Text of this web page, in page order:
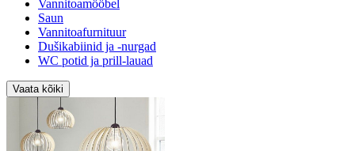
Vannitoamööbel
Saun
Vannitoafurnituur
Dušikabiinid ja -nurgad
WC potid ja prill-lauad
Vaata kõiki